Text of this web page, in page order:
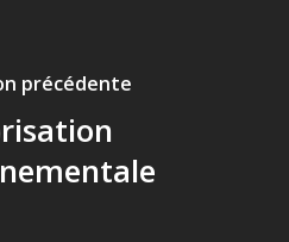
précédente